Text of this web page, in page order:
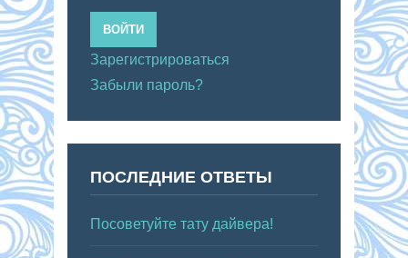
ВОЙТИ
Зарегистрироваться
Забыли пароль?
ПОСЛЕДНИЕ ОТВЕТЫ
Посоветуйте тату дайвера!